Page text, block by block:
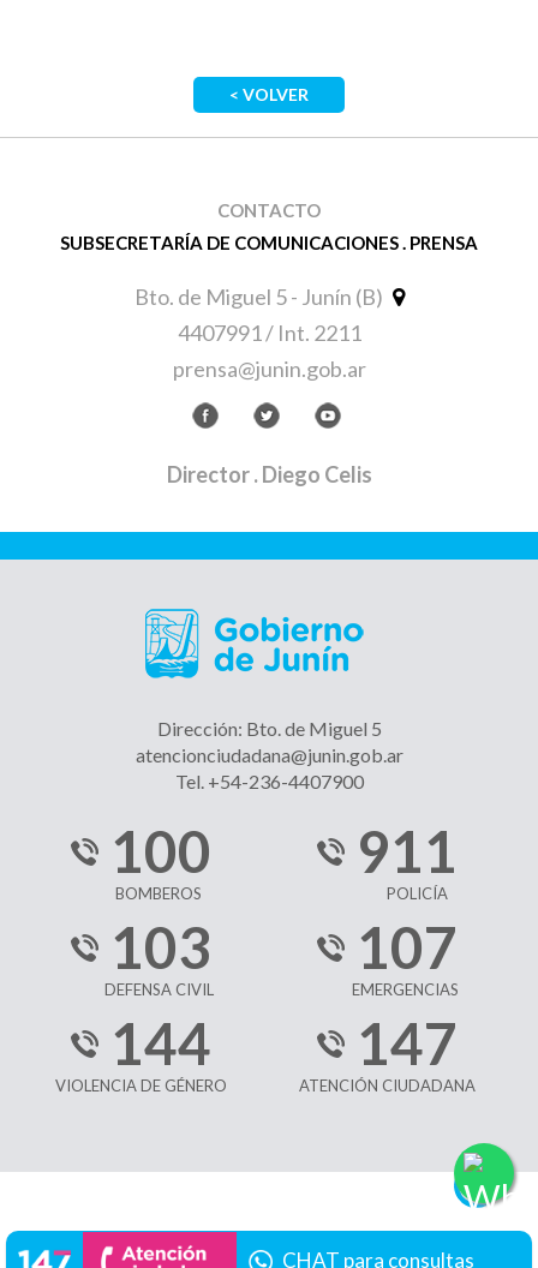
< VOLVER
CONTACTO
SUBSECRETARÍA DE COMUNICACIONES . PRENSA
Bto. de Miguel 5 - Junín (B)
4407991 / Int. 2211
prensa@junin.gob.ar
Director. Diego Celis
Dirección: Bto. de Miguel 5
atencionciudadana@junin.gob.ar
Tel. +54-236-4407900
100
BOMBEROS
911
POLICÍA
103
DEFENSA CIVIL
107
EMERGENCIAS
144
VIOLENCIA DE GÉNERO
147
ATENCIÓN CIUDADANA
CHAT para consultas